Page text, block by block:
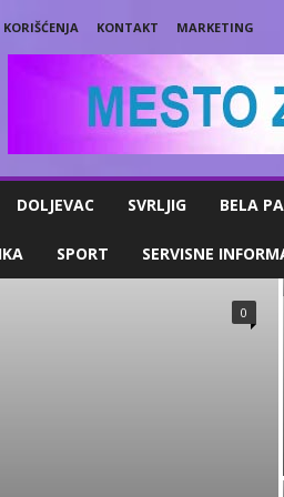
KONTAKT
MARKETING
DOLJEVAC SVRLJIG BELA
SPORT SERVISNE
0